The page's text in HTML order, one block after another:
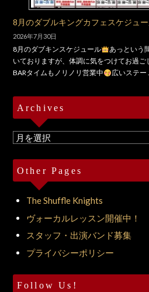
8月のダブルキングカフェスケジュ
2026年7月30日
8月のダブキンスケジュール あっという
いておりますが、体調に気をつけてお過ご
BARタイムもノリノリ営業中
広いステー
Archives
Archives
Other Pages
The Shuffle Knights
ヴォーカルレッスン開催中！
スタッフ・出演バンド募集
プライバシーポリシー
Follow Us!